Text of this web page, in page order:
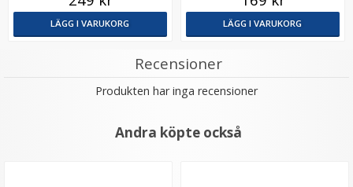
LÄGG I VARUKORG LÄGG I VARUKORG
Recensioner
Produkten har inga recensioner
Andra köpte också